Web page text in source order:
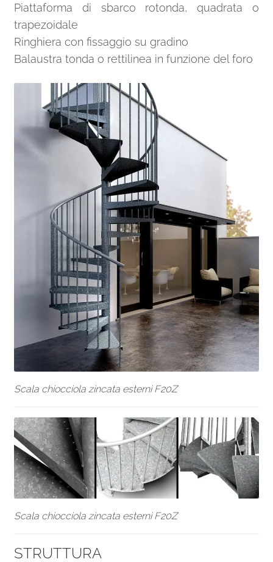
Piattaforma di sbarco rotonda, quadrata o
trapezoidale
Ringhiera con fissaggio su gradino
Balaustra tonda o rettilinea in funzione del foro
Scala chiocciola zincata esterni F20Z
Scala chiocciola zincata esterni F20Z
STRUTTURA